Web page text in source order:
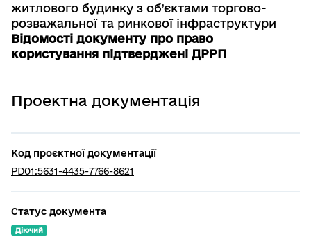
житлового будинку з об’єктами торгово-
розважальної та ринкової інфраструктури
Відомості документу про право
користування підтверджені ДРРП
Проектна документація
Код проєктної документації
PD01:5631-4435-7766-8621
Статус документа
Діючий